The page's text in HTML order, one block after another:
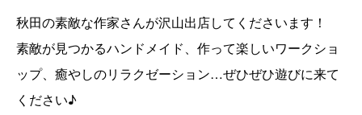
秋田の素敵な作家さんが沢山出店してくださいます！
素敵が見つかるハンドメイド、作って楽しいワークショ
ップ、癒やしのリラクゼーション…ぜひぜひ遊びに来て
ください♪